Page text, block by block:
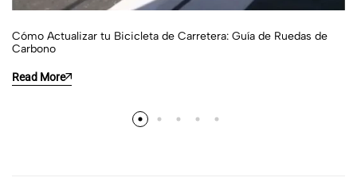
Cómo Actualizar tu Bicicleta de Carretera: Guía de Ruedas de
Carbono
Read More